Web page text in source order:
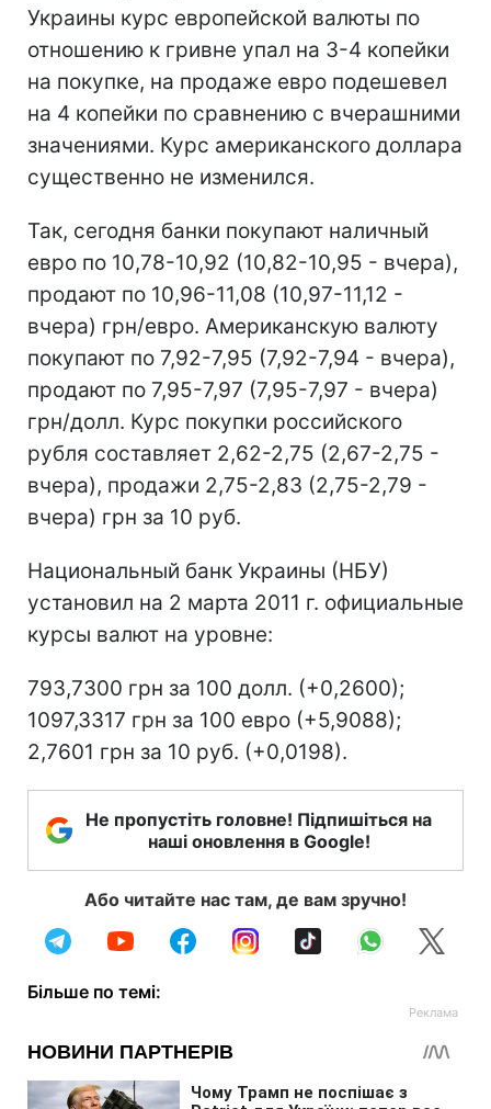
Украины курс европейской валюты по
отношению к гривне упал на 3-4 копейки
на покупке, на продаже евро подешевел
на 4 копейки по сравнению с вчерашними
значениями. Курс американского доллара
существенно не изменился.
Так, сегодня банки покупают наличный
евро по 10,78-10,92 (10,82-10,95 - вчера),
продают по 10,96-11,08 (10,97-11,12 -
вчера) грн/евро. Американскую валюту
покупают по 7,92-7,95 (7,92-7,94 - вчера),
продают по 7,95-7,97 (7,95-7,97 - вчера)
грн/долл. Курс покупки российского
рубля составляет 2,62-2,75 (2,67-2,75 -
вчера), продажи 2,75-2,83 (2,75-2,79 -
вчера) грн за 10 руб.
Национальный банк Украины (НБУ)
установил на 2 марта 2011 г. официальные
курсы валют на уровне:
793,7300 грн за 100 долл. (+0,2600);
1097,3317 грн за 100 евро (+5,9088);
2,7601 грн за 10 руб. (+0,0198).
Не пропустіть головне! Підпишіться на
наші оновлення в Google!
Або читайте нас там, де вам зручно!
Більше по темі: